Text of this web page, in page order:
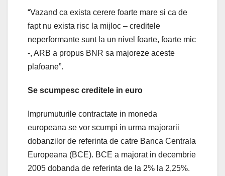
“Vazand ca exista cerere foarte mare si ca de
fapt nu exista risc la mijloc – creditele
neperformante sunt la un nivel foarte, foarte mic
-, ARB a propus BNR sa majoreze aceste
plafoane”.
Se scumpesc creditele in euro
Imprumuturile contractate in moneda
europeana se vor scumpi in urma majorarii
dobanzilor de referinta de catre Banca Centrala
Europeana (BCE). BCE a majorat in decembrie
2005 dobanda de referinta de la 2% la 2,25%.